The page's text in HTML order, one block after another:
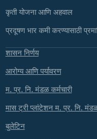
कृती योजना आणि अहवाल
प्रदूषण भार कमी करण्यासाठी
शासन निर्णय
आरोग्य आणि पर्यावरण
म. प्र. नि. मंडळ कर्मचारी
मास ट्री प्लांटेशन म. प्र. नि.
बुलेटिन